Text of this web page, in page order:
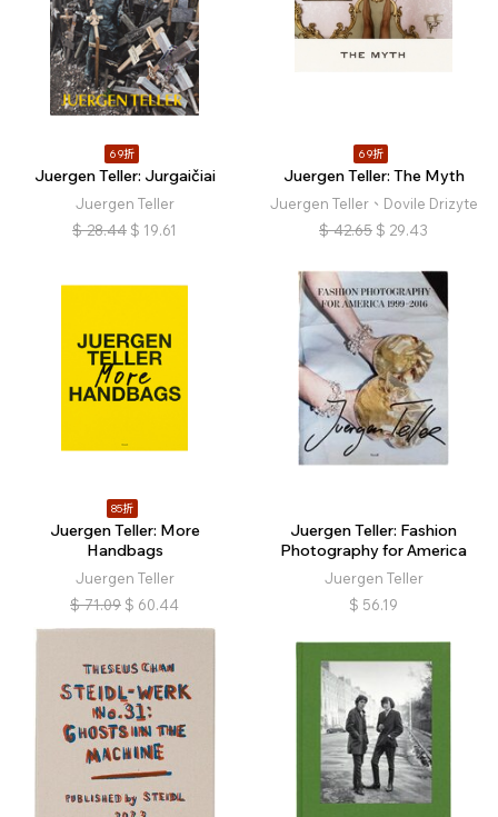
69折
Juergen Teller: Jurgaičiai
Juergen Teller
$ 28.44 $ 19.61
69折
Juergen Teller: The Myth
Juergen Teller、Dovile Drizyte
$ 42.65 $ 29.43
85折
Juergen Teller: More
Handbags
Juergen Teller
$ 71.09 $ 60.44
Juergen Teller: Fashion
Photography for America
Juergen Teller
$ 56.19